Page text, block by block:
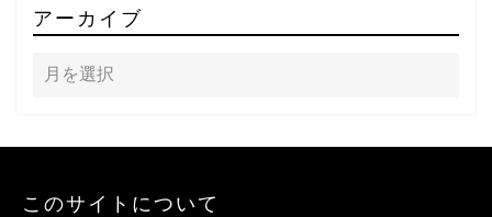
アーカイブ
このサイトについて